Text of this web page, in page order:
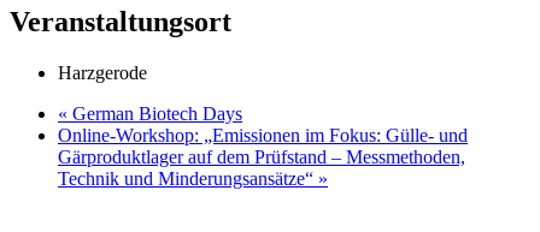
Veranstaltungsort
Harzgerode
« German Biotech Days
Online-Workshop: „Emissionen im Fokus: Gülle- und
Gärproduktlager auf dem Prüfstand – Messmethoden,
Technik und Minderungsansätze“ »